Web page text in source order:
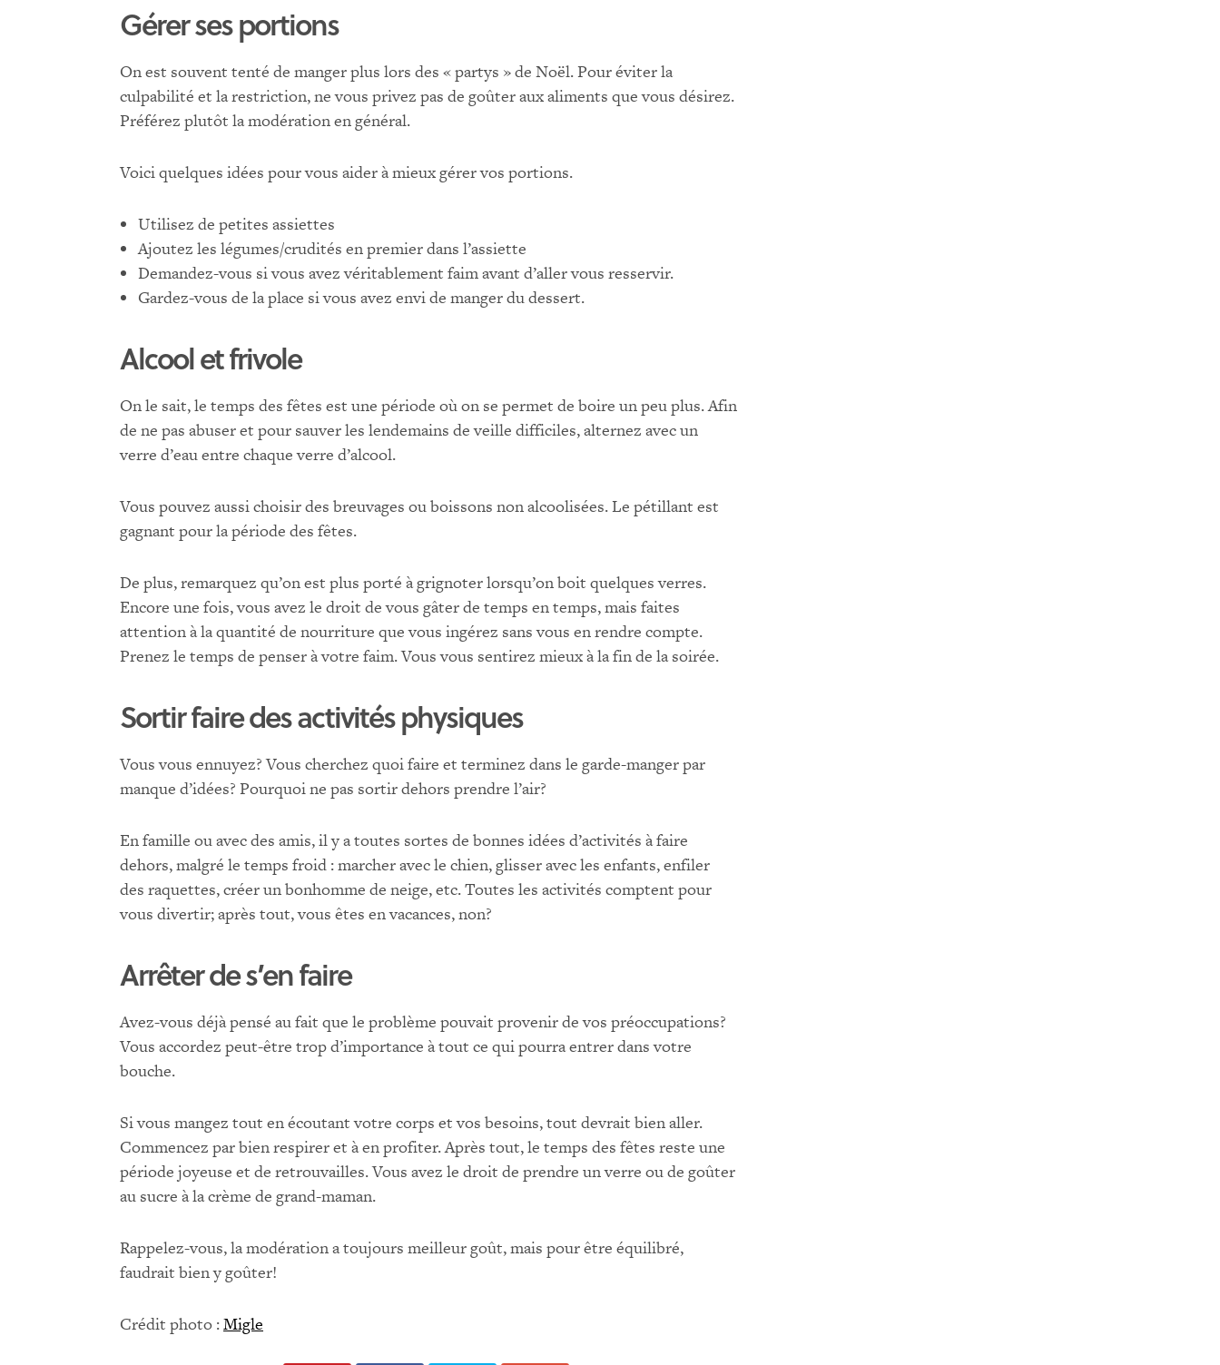
Gérer ses portions
On est souvent tenté de manger plus lors des « partys » de Noël. Pour éviter la
culpabilité et la restriction, ne vous privez pas de goûter aux aliments que vous désirez.
Préférez plutôt la modération en général.
Voici quelques idées pour vous aider à mieux gérer vos portions.
Utilisez de petites assiettes
Ajoutez les légumes/crudités en premier dans l’assiette
Demandez-vous si vous avez véritablement faim avant d’aller vous resservir.
Gardez-vous de la place si vous avez envi de manger du dessert.
Alcool et frivole
On le sait, le temps des fêtes est une période où on se permet de boire un peu plus. Afin
de ne pas abuser et pour sauver les lendemains de veille difficiles, alternez avec un
verre d’eau entre chaque verre d’alcool.
Vous pouvez aussi choisir des breuvages ou boissons non alcoolisées. Le pétillant est
gagnant pour la période des fêtes.
De plus, remarquez qu’on est plus porté à grignoter lorsqu’on boit quelques verres.
Encore une fois, vous avez le droit de vous gâter de temps en temps, mais faites
attention à la quantité de nourriture que vous ingérez sans vous en rendre compte.
Prenez le temps de penser à votre faim. Vous vous sentirez mieux à la fin de la soirée.
Sortir faire des activités physiques
Vous vous ennuyez? Vous cherchez quoi faire et terminez dans le garde-manger par
manque d’idées? Pourquoi ne pas sortir dehors prendre l’air?
En famille ou avec des amis, il y a toutes sortes de bonnes idées d’activités à faire
dehors, malgré le temps froid : marcher avec le chien, glisser avec les enfants, enfiler
des raquettes, créer un bonhomme de neige, etc. Toutes les activités comptent pour
vous divertir; après tout, vous êtes en vacances, non?
Arrêter de s’en faire
Avez-vous déjà pensé au fait que le problème pouvait provenir de vos préoccupations?
Vous accordez peut-être trop d’importance à tout ce qui pourra entrer dans votre
bouche.
Si vous mangez tout en écoutant votre corps et vos besoins, tout devrait bien aller.
Commencez par bien respirer et à en profiter. Après tout, le temps des fêtes reste une
période joyeuse et de retrouvailles. Vous avez le droit de prendre un verre ou de goûter
au sucre à la crème de grand-maman.
Rappelez-vous, la modération a toujours meilleur goût, mais pour être équilibré,
faudrait bien y goûter!
Crédit photo :Migle